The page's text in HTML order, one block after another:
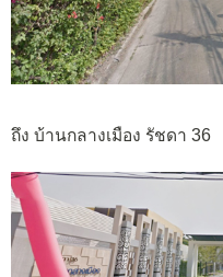
ถึง บ้านกลางเมือง รัชดา 36